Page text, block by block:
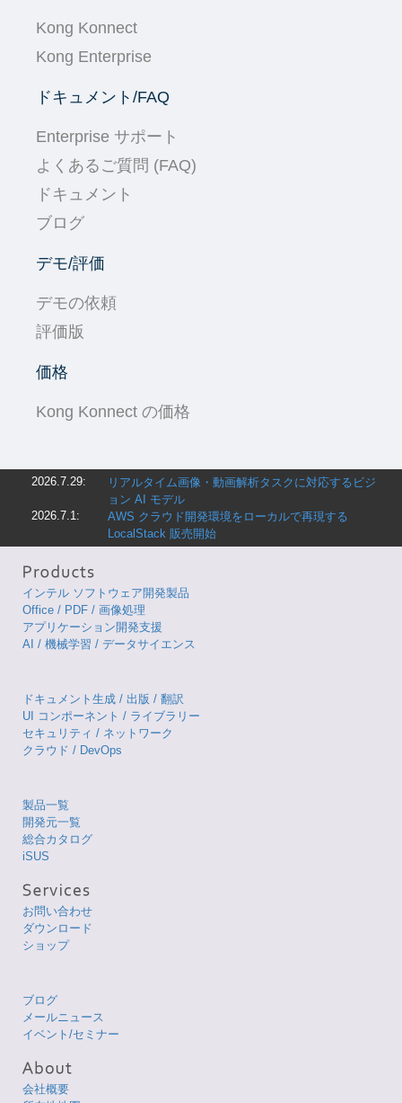
Kong Konnect
Kong Enterprise
ドキュメント/FAQ
Enterprise サポート
よくあるご質問 (FAQ)
ドキュメント
ブログ
デモ/評価
デモの依頼
評価版
価格
Kong Konnect の価格
2026.7.29:
リアルタイム画像・動画解析タスクに対応するビジ
ョン AI モデル
2026.7.1:
AWS クラウド開発環境をローカルで再現する
LocalStack 販売開始
インテル ソフトウェア開発製品
Office / PDF / 画像処理
アプリケーション開発支援
AI / 機械学習 / データサイエンス
ドキュメント生成 / 出版 / 翻訳
UI コンポーネント / ライブラリー
セキュリティ / ネットワーク
クラウド / DevOps
製品一覧
開発元一覧
総合カタログ
iSUS
お問い合わせ
ダウンロード
ショップ
ブログ
メールニュース
イベント/セミナー
会社概要